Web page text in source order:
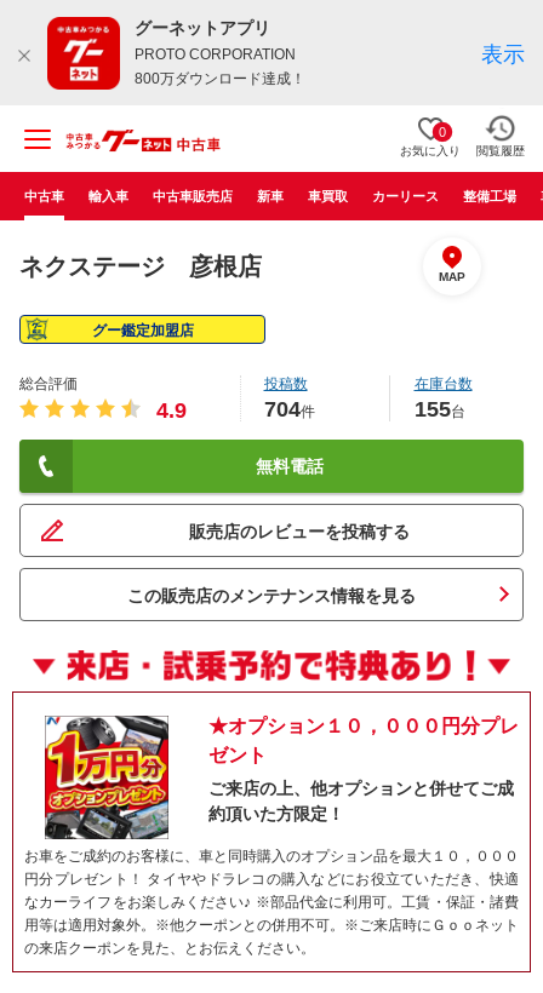
グーネットアプリ
PROTO CORPORATION
800万ダウンロード達成！
表示
0
お気に入り 閲覧履歴
中古車 輸入車 中古車販売店 新車 車買取 カーリース 整備工場
ネクステージ 彦根店 MAP
グー鑑定加盟店
総合評価
4.9
投稿数
704件
在庫台数
155台
無料電話
販売店のレビューを投稿する
この販売店のメンテナンス情報を見る
★オプション１０，０００円分プレ
ゼント
ご来店の上、他オプションと併せてご成
約頂いた方限定！
お車をご成約のお客様に、車と同時購入のオプション品を最大１０，０００
円分プレゼント！ タイヤやドラレコの購入などにお役立ていただき、快適
なカーライフをお楽しみください♪ ※部品代金に利用可。工賃・保証・諸費
用等は適用対象外。※他クーポンとの併用不可。※ご来店時にＧｏｏネット
の来店クーポンを見た、とお伝えください。